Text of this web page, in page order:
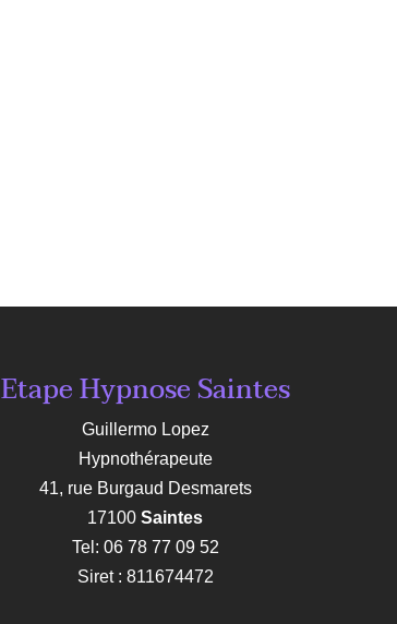
Etape Hypnose Saintes
Guillermo Lopez
Hypnothérapeute
41, rue Burgaud Desmarets
17100 Saintes
Tel: 06 78 77 09 52
Siret : 811674472